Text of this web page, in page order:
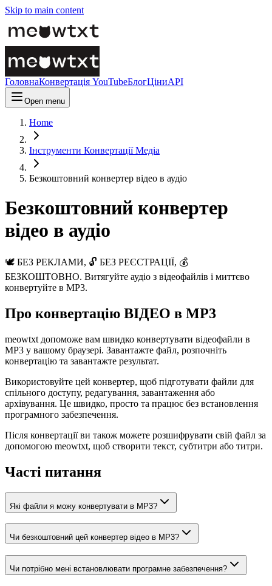
Skip to main content
ГоловнаКонвертація YouTubeБлогЦіниAPI
Open menu
Home
Інструменти Конвертації Медіа
Безкоштовний конвертер відео в аудіо
Безкоштовний конвертер
відео в аудіо
🕊️ БЕЗ РЕКЛАМИ, 🔓 БЕЗ РЕЄСТРАЦІЇ, 💰
БЕЗКОШТОВНО. Витягуйте аудіо з відеофайлів і миттєво
конвертуйте в MP3.
Про конвертацію ВІДЕО в MP3
meowtxt допоможе вам швидко конвертувати відеофайли в
MP3 у вашому браузері. Завантажте файл, розпочніть
конвертацію та завантажте результат.
Використовуйте цей конвертер, щоб підготувати файли для
спільного доступу, редагування, завантаження або
архівування. Це швидко, просто та працює без встановлення
програмного забезпечення.
Після конвертації ви також можете розшифрувати свій файл за
допомогою meowtxt, щоб створити текст, субтитри або титри.
Часті питання
Які файли я можу конвертувати в MP3?
Чи безкоштовний цей конвертер відео в MP3?
Чи потрібно мені встановлювати програмне забезпечення?